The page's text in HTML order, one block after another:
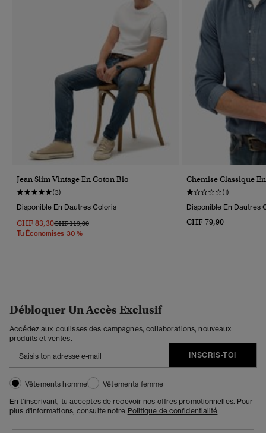
Jean Slim Vintage En Coton Bio
(3)
Disponible En Dautres Coloris
CHF 83,30Prix Réduit De
CHF 119,00À
Tu Économises 30 %
Chemise Classique
(1)
Disponible En Dautres
CHF 79,90
Débloquer Un Accès Exclusif
Accédez aux coulisses des campagnes, collaborations, nouveaux
produits et ventes.
INSCRIS-TOI
Vêtements homme
Vêtements femme
En t'inscrivant, tu acceptes de recevoir nos offres promotionnelles. Pour
plus d'informations, consulte notre Politique de confidentialité